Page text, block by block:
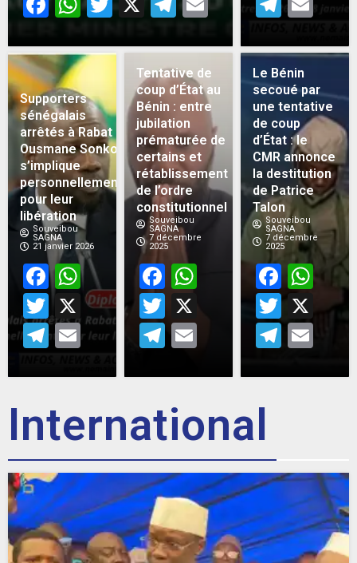
Supporters
sénégalais
arrêtés à Rabat :
Ousmane Sonko
s’implique
personnellement
pour leur
libération
Souveibou
SAGNA
21 janvier 2026
Facebook
WhatsApp
Twitter
X
Telegram
Email
Tentative de
coup d’État au
Bénin : entre
jubilation
prématurée de
certains et
rétablissement
de l’ordre
constitutionnel
Souveibou
SAGNA
7 décembre
2025
Facebook
WhatsApp
Twitter
Telegram
Email
Le Bénin
secoué par
une tentative
de coup
d’État : le
CMR annonce
la destitution
de Patrice
Talon
Souveibou
SAGNA
7 décembre
2025
X
International